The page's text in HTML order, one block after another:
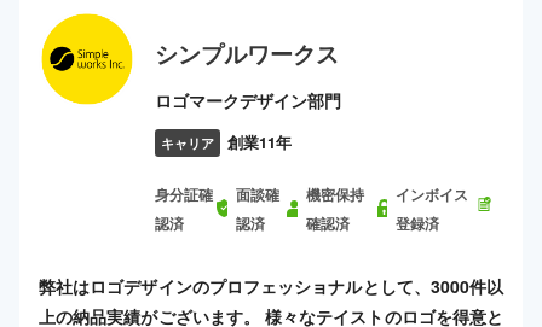
シンプルワークス
ロゴマークデザイン部門
キャリア 創業11年
身分証確
認済
面談確
認済
機密保持
確認済
インボイス
登録済
弊社はロゴデザインのプロフェッショナルとして、3000件以
上の納品実績がございます。 様々なテイストのロゴを得意と